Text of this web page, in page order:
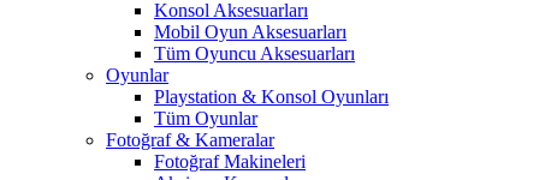
Konsol Aksesuarları
Mobil Oyun Aksesuarları
Tüm Oyuncu Aksesuarları
Oyunlar
Playstation & Konsol Oyunları
Tüm Oyunlar
Fotoğraf & Kameralar
Fotoğraf Makineleri